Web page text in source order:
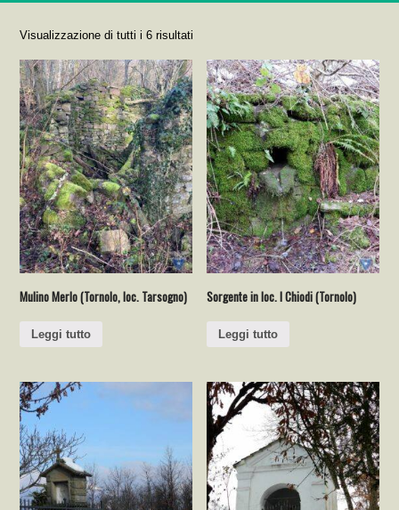
Visualizzazione di tutti i 6 risultati
Mulino Merlo (Tornolo, loc. Tarsogno)
Leggi tutto
Sorgente in loc. I Chiodi (Tornolo)
Leggi tutto